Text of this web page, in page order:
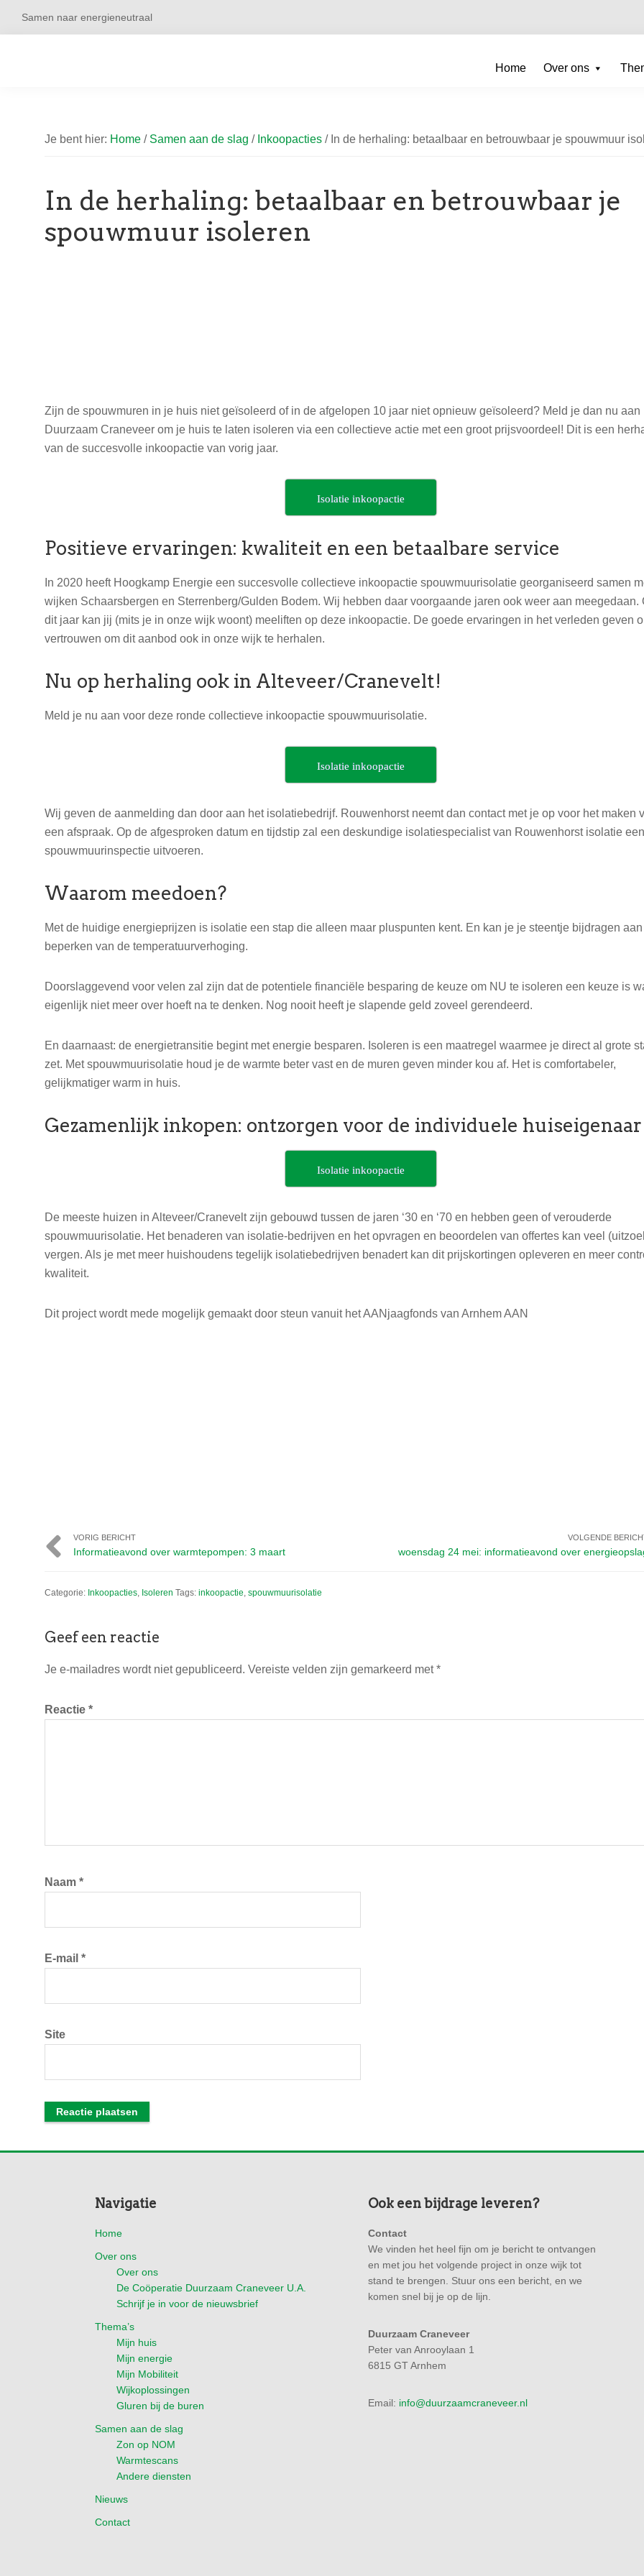
Samen naar energieneutraal
Home Over ons
Je bent hier: Home / Samen aan de slag / Inkoopacties /In de herhaling: betaalbaar en betrouwbaar je spouwmuur
In de herhaling: betaalbaar en betrouwbaar je
spouwmuur isoleren
Zijn de spouwmuren in je huis niet geïsoleerd of in de afgelopen 10 jaar niet opnieuw geïsoleerd? Meld je dan nu aan
Duurzaam Craneveer om je huis te laten isoleren via een collectieve actie met een groot prijsvoordeel! Dit is een
van de succesvolle inkoopactie van vorig jaar.
Isolatie inkoopactie
Positieve ervaringen: kwaliteit en een betaalbare service
In 2020 heeft Hoogkamp Energie een succesvolle collectieve inkoopactie spouwmuurisolatie georganiseerd samen
wijken Schaarsbergen en Sterrenberg/Gulden Bodem. Wij hebben daar voorgaande jaren ook weer aan meegedaan.
dit jaar kan jij (mits je in onze wijk woont) meeliften op deze inkoopactie. De goede ervaringen in het verleden geven
vertrouwen om dit aanbod ook in onze wijk te herhalen.
Nu op herhaling ook in Alteveer/Cranevelt!
Meld je nu aan voor deze ronde collectieve inkoopactie spouwmuurisolatie.
Isolatie inkoopactie
Wij geven de aanmelding dan door aan het isolatiebedrijf. Rouwenhorst neemt dan contact met je op voor het maken
een afspraak. Op de afgesproken datum en tijdstip zal een deskundige isolatiespecialist van Rouwenhorst isolatie een
spouwmuurinspectie uitvoeren.
Waarom meedoen?
Met de huidige energieprijzen is isolatie een stap die alleen maar pluspunten kent. En kan je je steentje bijdragen
beperken van de temperatuurverhoging.
Doorslaggevend voor velen zal zijn dat de potentiele financiële besparing de keuze om NU te isoleren een keuze is
eigenlijk niet meer over hoeft na te denken. Nog nooit heeft je slapende geld zoveel gerendeerd.
En daarnaast: de energietransitie begint met energie besparen. Isoleren is een maatregel waarmee je direct al grote
zet. Met spouwmuurisolatie houd je de warmte beter vast en de muren geven minder kou af. Het is comfortabeler,
gelijkmatiger warm in huis.
Gezamenlijk inkopen: ontzorgen voor de individuele huiseigenaar
Isolatie inkoopactie
De meeste huizen in Alteveer/Cranevelt zijn gebouwd tussen de jaren ‘30 en ‘70 en hebben geen of verouderde
spouwmuurisolatie. Het benaderen van isolatie-bedrijven en het opvragen en beoordelen van offertes kan veel
vergen. Als je met meer huishoudens tegelijk isolatiebedrijven benadert kan dit prijskortingen opleveren en meer
kwaliteit.
Dit project wordt mede mogelijk gemaakt door steun vanuit het AANjaagfonds van Arnhem AAN
VORIG BERICHT
Informatieavond over warmtepompen: 3 maart
VOLGENDE
woensdag 24 mei: informatieavond over
Categorie: Inkoopacties, Isoleren Tags: inkoopactie, spouwmuurisolatie
Lees
Interacties
Geef een reactie
Je e-mailadres wordt niet gepubliceerd. Vereiste velden zijn gemarkeerd met*
Reactie *
Naam *
E-mail *
Site
Navigatie
Home
Over ons
Over ons
De Coöperatie Duurzaam Craneveer U.A.
Schrijf je in voor de nieuwsbrief
Thema’s
Mijn huis
Mijn energie
Mijn Mobiliteit
Wijkoplossingen
Gluren bij de buren
Samen aan de slag
Zon op NOM
Warmtescans
Andere diensten
Nieuws
Contact
Ook een bijdrage leveren?
Contact
We vinden het heel fijn om je bericht te ontvangen
en met jou het volgende project in onze wijk tot
stand te brengen. Stuur ons een bericht, en we
komen snel bij je op de lijn.
Duurzaam Craneveer
Peter van Anrooylaan 1
6815 GT Arnhem
Email: info@duurzaamcraneveer.nl